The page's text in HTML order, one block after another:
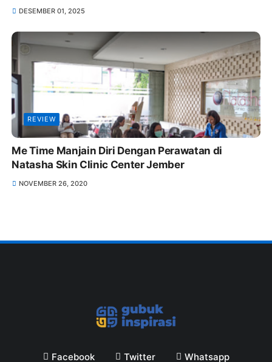
DESEMBER 01, 2025
REVIEW
Me Time Manjain Diri Dengan Perawatan di
Natasha Skin Clinic Center Jember
NOVEMBER 26, 2020
Facebook Twitter Whatsapp